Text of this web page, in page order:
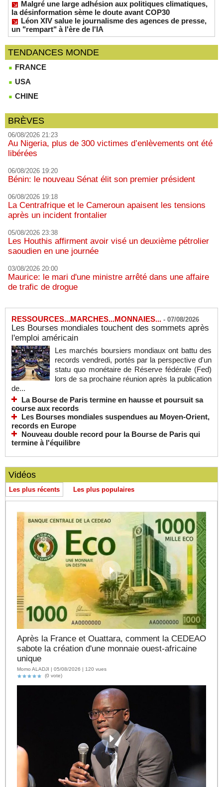
Malgré une large adhésion aux politiques climatiques,
la désinformation sème le doute avant COP30
Léon XIV salue le journalisme des agences de presse,
un "rempart" à l'ère de l'IA
TENDANCES MONDE
FRANCE
USA
CHINE
BRÈVES
06/08/2026 21:23
Au Nigeria, plus de 300 victimes d’enlèvements ont été
libérées
06/08/2026 19:20
Bénin: le nouveau Sénat élit son premier président
06/08/2026 19:18
La Centrafrique et le Cameroun apaisent les tensions
après un incident frontalier
05/08/2026 23:38
Les Houthis affirment avoir visé un deuxième pétrolier
saoudien en une journée
03/08/2026 20:00
Maurice: le mari d'une ministre arrêté dans une affaire
de trafic de drogue
RESSOURCES...MARCHES...MONNAIES... - 07/08/2026
Les Bourses mondiales touchent des sommets après
l'emploi américain
Les marchés boursiers mondiaux ont battu des
records vendredi, portés par la perspective d'un
statu quo monétaire de Réserve fédérale (Fed)
lors de sa prochaine réunion après la publication
de...
La Bourse de Paris termine en hausse et poursuit sa
course aux records
Les Bourses mondiales suspendues au Moyen-Orient,
records en Europe
Nouveau double record pour la Bourse de Paris qui
termine à l'équilibre
Vidéos
Les plus récents Les plus populaires
Après la France et Ouattara, comment la CEDEAO
sabote la création d'une monnaie ouest-africaine
unique
Momo ALADJI | 05/08/2026 | 120 vues
(0 vote)